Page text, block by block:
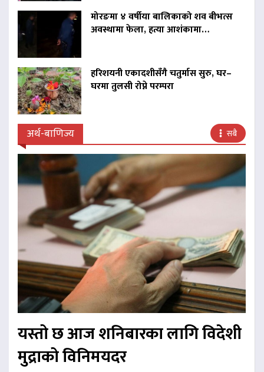
मोरङमा ४ वर्षीया बालिकाको शव बीभत्स
अवस्थामा फेला, हत्या आशंकामा…
हरिशयनी एकादशीसँगै चतुर्मास सुरु, घर–
घरमा तुलसी रोप्ने परम्परा
अर्थ-बाणिज्य सबै
यस्तो छ आज शनिबारका लागि विदेशी
मुद्राको विनिमयदर